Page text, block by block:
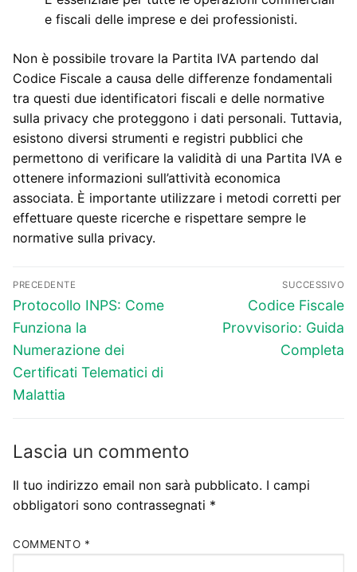
e fiscali delle imprese e dei professionisti.
Non è possibile trovare la Partita IVA partendo dal
Codice Fiscale a causa delle differenze fondamentali
tra questi due identificatori fiscali e delle normative
sulla privacy che proteggono i dati personali. Tuttavia,
esistono diversi strumenti e registri pubblici che
permettono di verificare la validità di una Partita IVA e
ottenere informazioni sull’attività economica
associata. È importante utilizzare i metodi corretti per
effettuare queste ricerche e rispettare sempre le
normative sulla privacy.
Navigazione
articoli
PRECEDENTE
Articolo
precedente:
Protocollo INPS: Come
Funziona la
Numerazione dei
Certificati Telematici di
Malattia
SUCCESSIVO
Articolo
successivo:
Codice Fiscale
Provvisorio: Guida
Completa
Lascia un commento
Il tuo indirizzo email non sarà pubblicato. I campi
obbligatori sono contrassegnati *
COMMENTO *